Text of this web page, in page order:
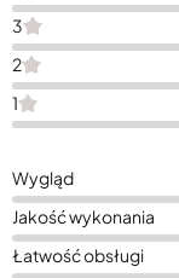
3
2
1
Wygląd
Jakość wykonania
Łatwość obsługi